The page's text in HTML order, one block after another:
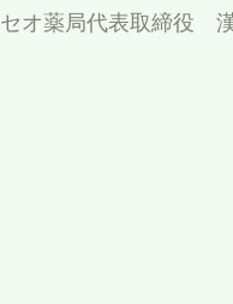
セオ薬局代表取締役